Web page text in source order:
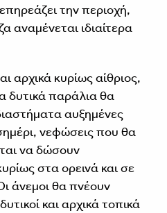
την περιοχή,
αναμένεται ιδιαίτερα
αρχικά κυρίως αίθριος,
δυτικά παράλια θα
αυξημένες
νεφώσεις που θα
να δώσουν
στα ορεινά και σε
άνεμοι θα πνέουν
και αρχικά τοπικά